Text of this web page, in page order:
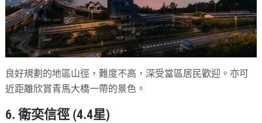
良好規劃的地區山徑，難度不高，深受當區居民歡迎。亦可
近距離欣賞青馬大橋一帶的景色。
6. 衛奕信徑 (4.4星)